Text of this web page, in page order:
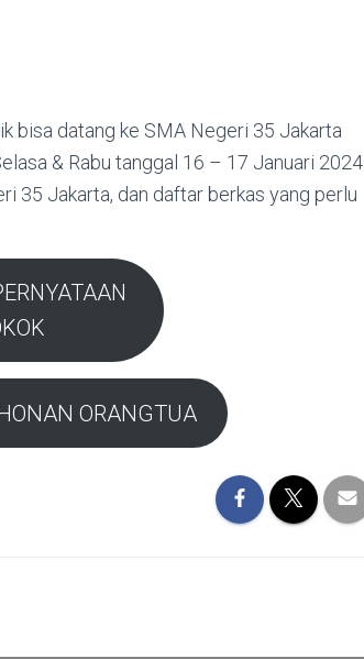
bisa datang ke SMA Negeri 35 Jakarta
& Rabu tanggal 16 – 17 Januari 2024
35 Jakarta, dan daftar berkas yang perlu
ORANGTUA